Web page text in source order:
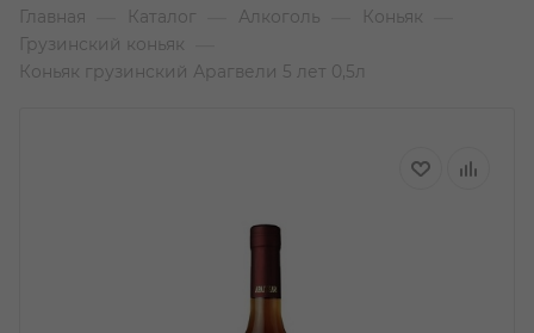
Главная Каталог Алкоголь Коньяк
Грузинский коньяк
Коньяк грузинский Арагвели 5 лет 0,5л